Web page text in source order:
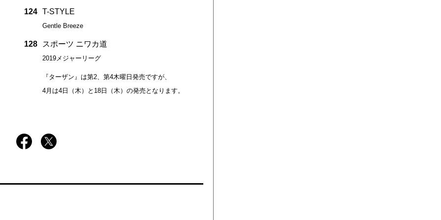
124 T-STYLE
Gentle Breeze
128 スポーツ ニワカ道
2019メジャーリーグ
『ターザン』は第2、第4木曜日発売ですが、
4月は4日（木）と18日（木）の発売となります。